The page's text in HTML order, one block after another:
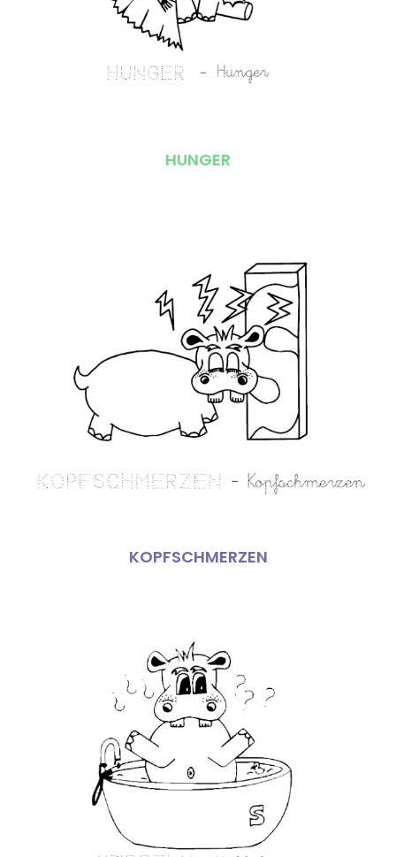
HUNGER
KOPFSCHMERZEN